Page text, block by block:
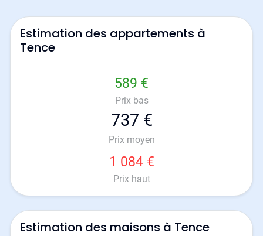
Estimation des appartements à
Tence
589 €
Prix bas
737 €
Prix moyen
1 084 €
Prix haut
Estimation des maisons à Tence